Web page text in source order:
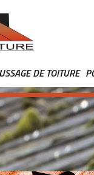
DE TOITURE